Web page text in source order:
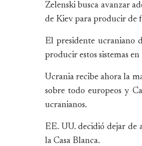
Zelenski busca avanzar
de Kiev para producir de
El presidente ucraniano
producir estos sistemas
Ucrania recibe ahora la
sobre todo europeos y
ucranianos.
EE. UU. decidió dejar de
la Casa Blanca.